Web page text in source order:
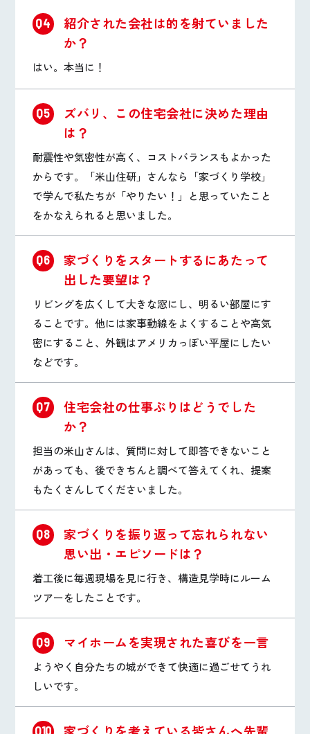
Q4
紹介された会社は的を射ていました
か？
はい。本当に！
Q5
ズバリ、この住宅会社に決めた理由
は？
耐震性や気密性が高く、コストバランスもよかった
からです。「米山住研」さんなら「家づくり学校」
で学んで私たちが「やりたい！」と思っていたこと
をかなえられると思いました。
Q6
家づくりをスタートするにあたって
出した要望は？
リビングを広くして大きな窓にし、明るい部屋にす
ることです。他には家事動線をよくすることや高気
密にすること、外観はアメリカっぽい平屋にしたい
などです。
Q7
住宅会社の仕事ぶりはどうでした
か？
担当の米山さんは、質問に対して即答できないこと
があっても、後できちんと調べて答えてくれ、提案
もたくさんしてくださいました。
Q8
家づくりを振り返って忘れられない
思い出・エピソードは？
着工後に毎週現場を見に行き、構造見学時にルーム
ツアーをしたことです。
Q9 マイホームを実現された喜びを一言
ようやく自分たちの城ができて快適に過ごせてうれ
しいです。
Q10